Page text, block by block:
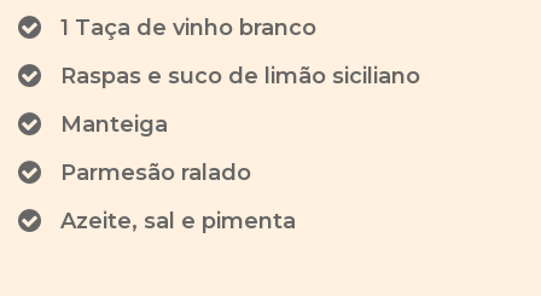
1 Taça de vinho branco
Raspas e suco de limão siciliano
Manteiga
Parmesão ralado
Azeite, sal e pimenta